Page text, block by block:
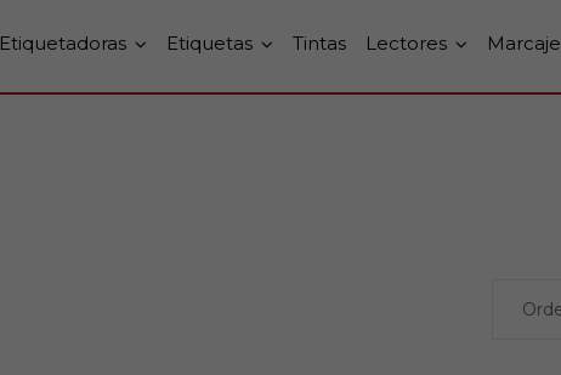
Etiquetadoras Etiquetas Tintas Lectores Marcaje